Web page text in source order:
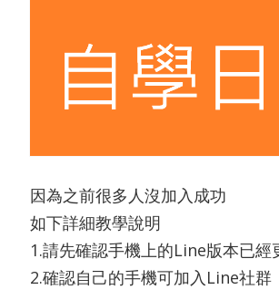
因為之前很多人沒加入成功
如下詳細教學說明
1.請先確認手機上的Line版本已經
2.確認自己的手機可加入Line社群